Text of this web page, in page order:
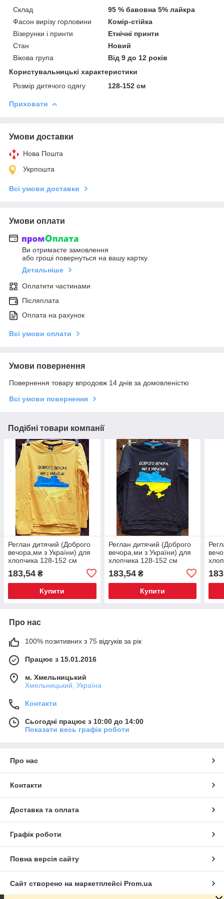
Склад
95 % бавовна 5% лайкра
Фасон вирізу горловини
Комір-стійка
Візерунки і принти
Етнічні принти
Стан
Новий
Вікова група
Від 9 до 12 років
Користувальницькі характеристики
Розмір дитячого одягу
128-152 см
Приховати
Умови доставки
Нова Пошта
Укрпошта
Всі умови доставки
Умови оплати
Ви отримаєте замовлення
або гроші повернуться на вашу картку
Детальніше
Оплатити частинами
Післяплата
Оплата на рахунок
Всі умови оплати
Умови повернення
Повернення товару впродовж 14 днів за домовленістю
Всі умови повернення
Подібні товари компанії
Реглан дитячий (Доброго
вечора,ми з України) для
хлопчика 128-152 см
183,54 ₴
Купити
Реглан дитячий (Доброго
вечора,ми з України) для
хлопчика 128-152 см
183,54₴
Купити
Про нас
100% позитивних з 75 відгуків за рік
Працює з 15.01.2016
м. Хмельницький
Хмельницький, Україна
Контакти
Сьогодні працює з 10:00 до 14:00
Показати весь графік роботи
Про нас
Контакти
Доставка та оплата
Графік роботи
Повна версія сайту
Сайт створено на маркетплейсі Prom.ua